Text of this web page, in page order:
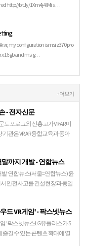
http://bit.ly/1Xm4j4I Mi s…
vr, my configuration is msi z370 pro
x 16 gb and msi g…
+ 더보기
- 전자신문
포로그와 신흥고가 VR·AR 미
관은 VR·AR 융합교육과 동아
까지 개발 - 연합뉴스
발 연합뉴스(서울=연합뉴스) 윤
안전사고를 건설현장과 동일
드 VR게임' - 팍스넷뉴스
' 팍스넷뉴스LG유플러스가 5
즐길 수 있는 콘텐츠 확대에 열